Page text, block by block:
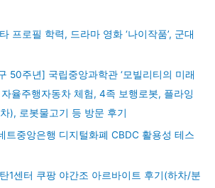
프로필 학력, 드라마 영화 ‘나이작품’, 군대
50주년] 국립중앙과학관 ‘모빌리티의 미래
자율주행자동차 체험, 4족 보행로봇, 플라잉
), 로봇물고기 등 방문 후기
트중앙은행 디지털화폐 CBDC 활용성 테스
1센터 쿠팡 야간조 아르바이트 후기(하차/분